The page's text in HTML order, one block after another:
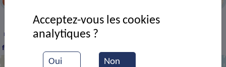
> VIE MUNICIPALE > Ressources documentaires
remise des récompenses du concours Voix en scène lors de la
fête de la musique
Oui Non
Acceptez-vous les cookies
analytiques ?